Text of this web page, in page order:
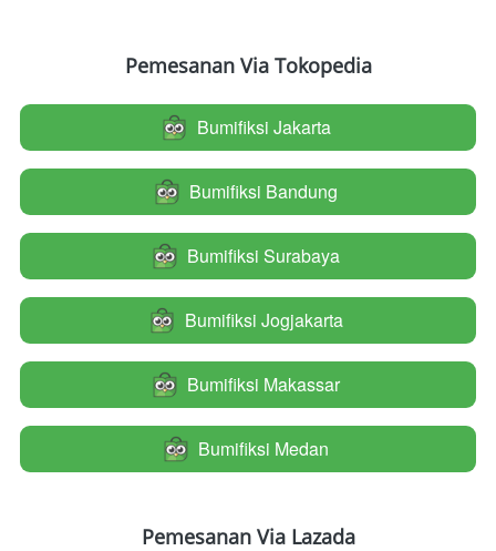
Pemesanan Via Tokopedia
` Bumifiksi Jakarta
` Bumifiksi Bandung
` Bumifiksi Surabaya
` Bumifiksi Jogjakarta
` Bumifiksi Makassar
` Bumifiksi Medan
Pemesanan Via Lazada